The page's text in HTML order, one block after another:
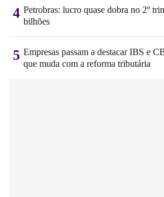
4 Petrobras: lucro quase dobra no 2º
bilhões
5 Empresas passam a destacar IBS e
que muda com a reforma tributária